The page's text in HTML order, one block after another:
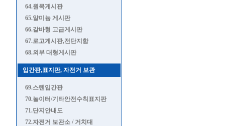
64.원목게시판
65.알미늄 게시판
66.갈바형 고급게시판
67.로고게시판,전단지함
68.외부 대형게시판
입간판,표지판, 자전거 보관
69.스텐입간판
70.놀이터/기타안전수칙표지판
71.단지안내도
72.자전거 보관소 / 거치대